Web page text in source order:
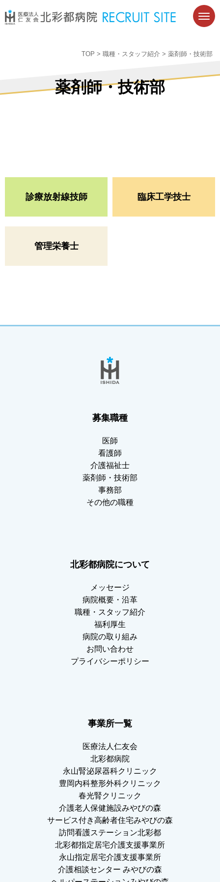
TOP > 職種・スタッフ紹介 > 薬剤師・技術部
薬剤師・技術部
診療放射線技師 臨床工学技士
管理栄養士
募集職種
医師
看護師
介護福祉士
薬剤師・技術部
事務部
その他の職種
北彩都病院について
メッセージ
病院概要・沿革
職種・スタッフ紹介
福利厚生
病院の取り組み
お問い合わせ
プライバシーポリシー
事業所一覧
医療法人仁友会
北彩都病院
永山腎泌尿器科クリニック
豊岡内科整形外科クリニック
春光腎クリニック
介護老人保健施設みやびの森
サービス付き高齢者住宅みやびの森
訪問看護ステーション北彩都
北彩都指定居宅介護支援事業所
永山指定居宅介護支援事業所
介護相談センター みやびの森